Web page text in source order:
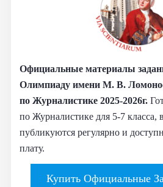
Официальные материалы
Олимпиаду имени М. В.
по Журналистике 2025-2026г.
по Журналистике для 5-7 класса,
публикуются регулярно и
плату.
Купить Официальные